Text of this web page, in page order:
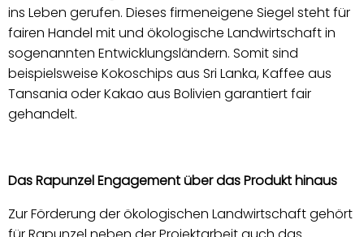
ins Leben gerufen. Dieses firmeneigene Siegel steht für
fairen Handel mit und ökologische Landwirtschaft in
sogenannten Entwicklungsländern. Somit sind
beispielsweise Kokoschips aus Sri Lanka, Kaffee aus
Tansania oder Kakao aus Bolivien garantiert fair
gehandelt.
Das Rapunzel Engagement über das Produkt hinaus
Zur Förderung der ökologischen Landwirtschaft gehört
für Rapunzel neben der Projektarbeit auch das